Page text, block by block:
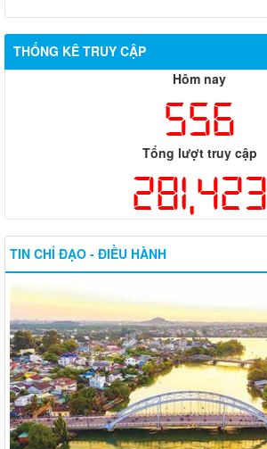
THỐNG KÊ TRUY CẬP
Hôm nay
556
Tổng lượt truy cập
281,423
TIN CHỈ ĐẠO - ĐIỀU HÀNH